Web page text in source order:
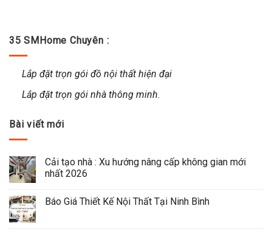
35 SMHome Chuyên :
Lắp đặt trọn gói đồ nội thất hiện đại
Lắp đặt trọn gói nhà thông minh.
Bài viết mới
Cải tạo nhà : Xu hướng nâng cấp không gian mới
nhất 2026
Báo Giá Thiết Kế Nội Thất Tại Ninh Bình